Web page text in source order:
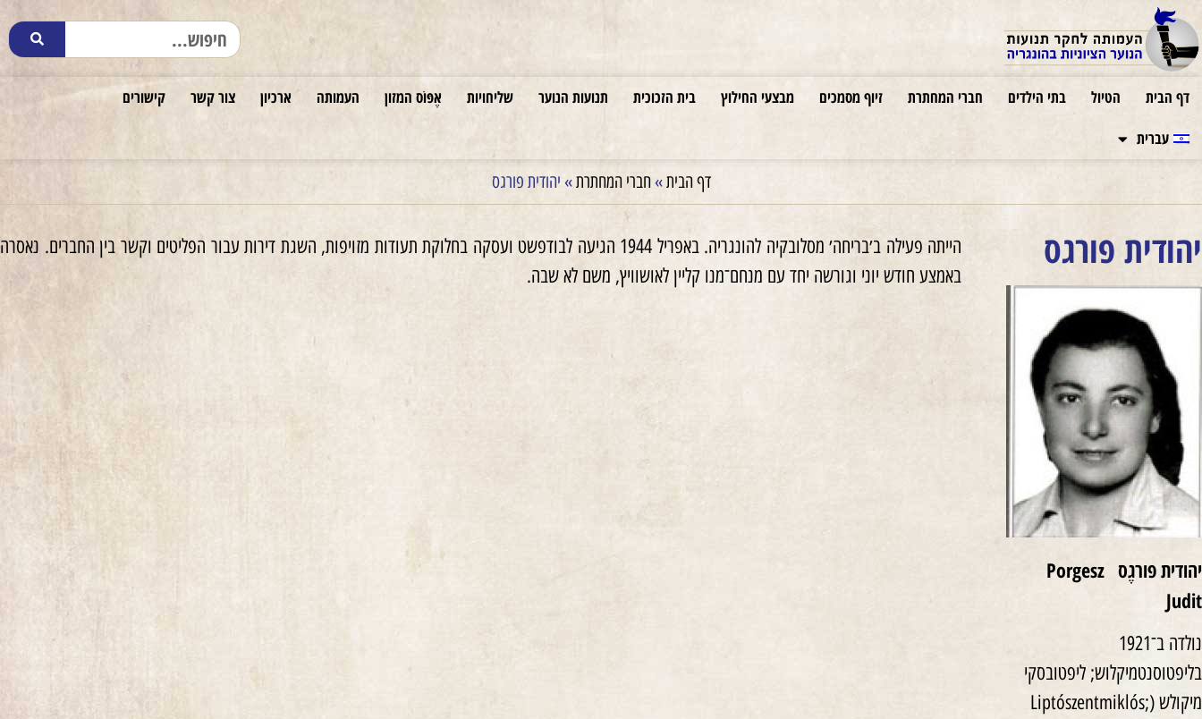
דף הבית הטיול בתי הילדים חברי המחתרת זיוף מסמכים מבצעי החילוץ בית הזכוכית תנועות הנוער שליחויות אֶפּוֹס המזון העמותה ארכיון צור קשר
קישורים
עברית
דף הבית»חברי המחתרת» יהודית פורגס
יהודית פורגס
יהודית פורגֶס Porgesz
Judit
נולדה ב־1921
בליפטוסנטמיקלוש; ליפטובסקי
מיקולש (Liptószentmiklós;
הייתה פעילה ב׳בריחה׳ מסלובקיה להונגריה. באפריל 1944 הגיעה לבודפשט ועסקה בחלוקת תעודות מזויפות, השגת דירות עבור הפליטים וקשר בין החברים. נאסרה
באמצע חודש יוני וגורשה יחד עם מנחם־מנו קליין לאושוויץ, משם לא שבה.